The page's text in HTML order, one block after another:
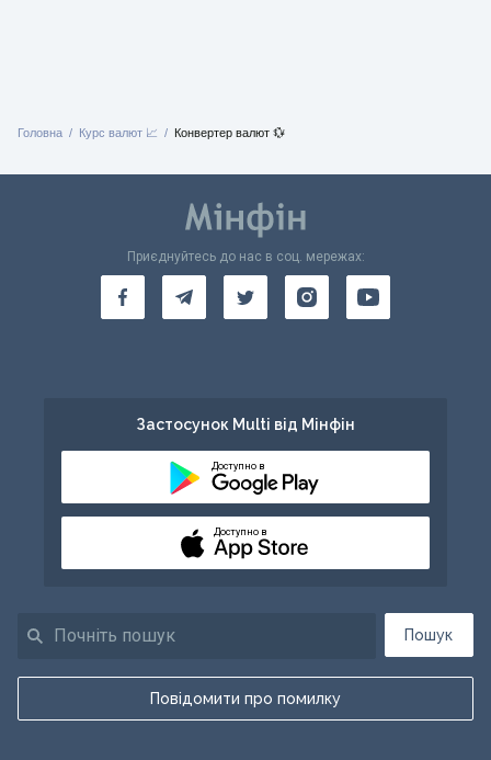
Головна Курс валют 📈 Конвертер валют 💱
Пошук
Повідомити про помилку
Приєднуйтесь до нас в соц. мережах:
Застосунок Multi від Мінфін
Доступно в
Доступно в